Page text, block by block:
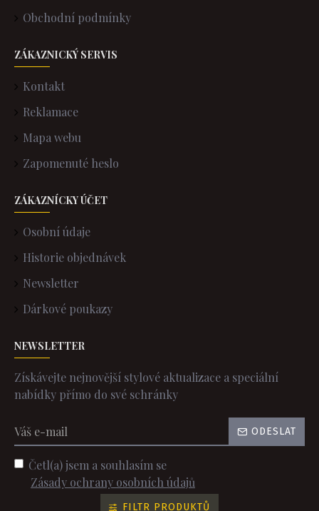
Obchodní podmínky
ZÁKAZNICKÝ SERVIS
Kontakt
Reklamace
Mapa webu
Zapomenuté heslo
ZÁKAZNÍCKY ÚČET
Osobní údaje
Historie objednávek
Newsletter
Dárkové poukazy
NEWSLETTER
Získávejte nejnovější stylové aktualizace a speciální
nabídky přímo do své schránky
ODESLAT
Četl(a) jsem a souhlasím se
Zásady ochrany osobních údajů
FILTR PRODUKTŮ